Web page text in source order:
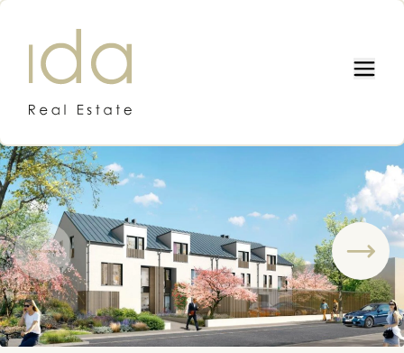
IDA REAL ESTATE